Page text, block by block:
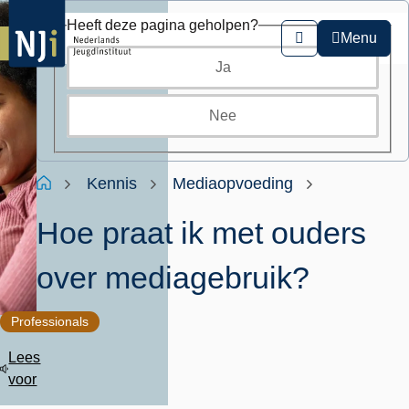
Overslaan
en
naar
de
inhoud
gaan
Zoeken
Menu
Kruimelpad
HomeKennis Mediaopvoeding
Hoe praat ik met ouders
over mediagebruik?
Professionals
Lees
voor
Heeft deze pagina geholpen?
Ja
Nee